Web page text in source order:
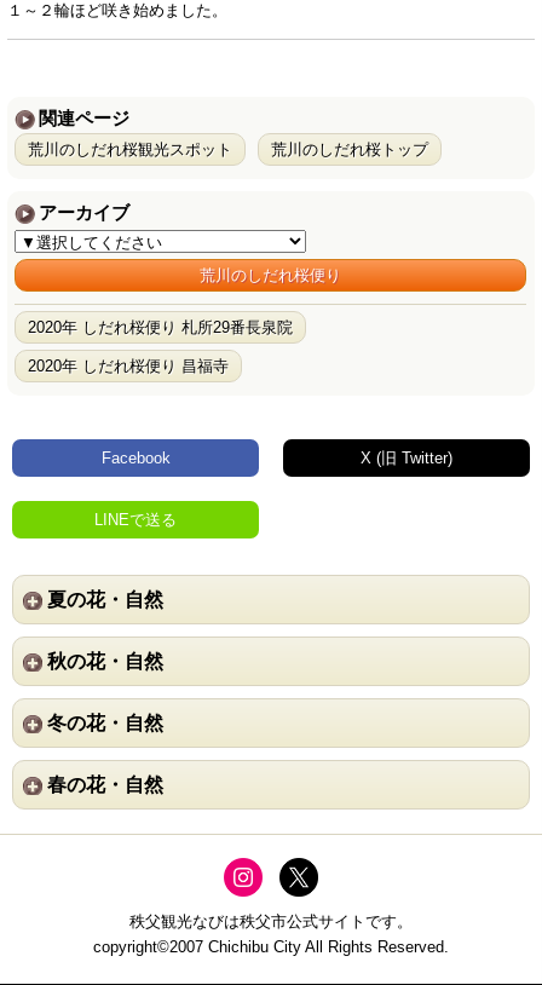
１～２輪ほど咲き始めました。
関連ページ
荒川のしだれ桜観光スポット 荒川のしだれ桜トップ
アーカイブ
荒川のしだれ桜便り
2020年 しだれ桜便り 札所29番長泉院
2020年 しだれ桜便り 昌福寺
Facebook X (旧 Twitter)
LINEで送る
夏の花・自然
秋の花・自然
冬の花・自然
春の花・自然
秩父観光なびは秩父市公式サイトです。
copyright©2007 Chichibu City All Rights Reserved.